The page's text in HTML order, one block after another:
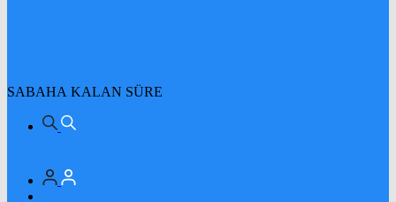
SABAHA KALAN SÜRE